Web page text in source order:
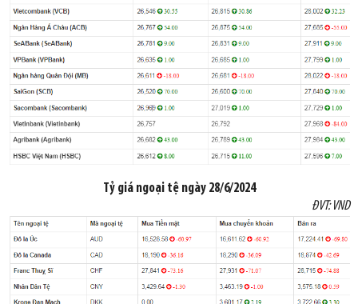
Tỷ giá ngoại tệ ngày 28/6/2024
ĐVT: VND